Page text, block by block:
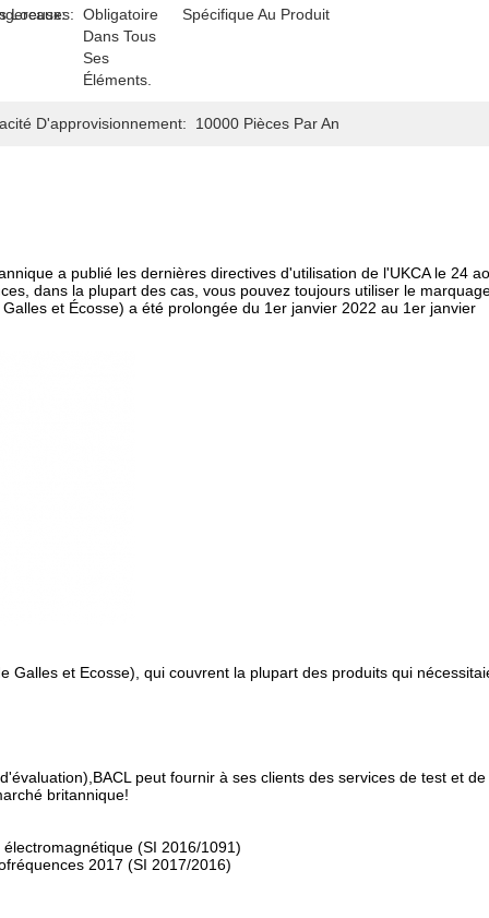
Obligatoire
Dans Tous
Ses
Éléments.
Locaux: Spécifique Au Produit
D'approvisionnement: 10000 Pièces Par An
a publié les dernières directives d'utilisation de l'UKCA le 24
dans la plupart des cas, vous pouvez toujours utiliser le
et Écosse) a été prolongée du 1er janvier 2022 au 1er janvier
Galles et Ecosse), qui couvrent la plupart des produits qui
peut fournir à ses clients des services de test et de
britannique!
(SI 2016/1091)
2017 (SI 2017/2016)